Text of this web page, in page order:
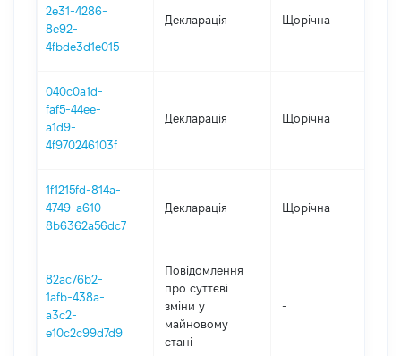
2e31-4286-
8e92-
4fbde3d1e015
Декларація Щорічна
040c0a1d-
faf5-44ee-
a1d9-
4f970246103f
Декларація Щорічна
1f1215fd-814a-
4749-a610-
8b6362a56dc7
Декларація Щорічна
82ac76b2-
1afb-438a-
a3c2-
e10c2c99d7d9
Повідомлення
про суттєві
зміни y
майновому
стані
-